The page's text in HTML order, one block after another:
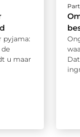
pyjama:
u maar